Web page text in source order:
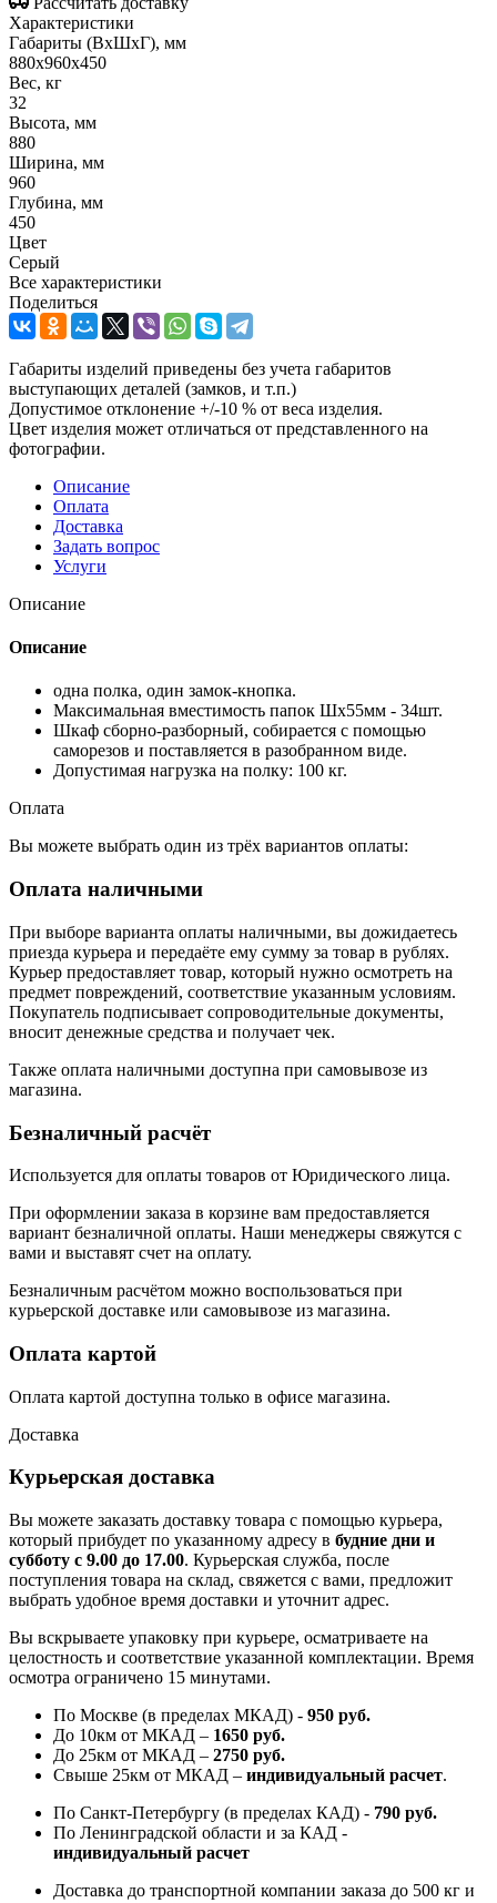
Характеристики
Габариты (ВxШxГ), мм
880x960x450
Вес, кг
32
Высота, мм
880
Ширина, мм
960
Глубина, мм
450
Цвет
Серый
Все характеристики
Поделиться
Габариты изделий приведены без учета габаритов
выступающих деталей (замков, и т.п.)
Допустимое отклонение +/-10 % от веса изделия.
Цвет изделия может отличаться от представленного на
фотографии.
Описание
Оплата
Доставка
Задать вопрос
Услуги
Описание
Описание
одна полка, один замок-кнопка.
Максимальная вместимость папок Шх55мм - 34шт.
Шкаф сборно-разборный, собирается с помощью
саморезов и поставляется в разобранном виде.
Допустимая нагрузка на полку: 100 кг.
Оплата
Вы можете выбрать один из трёх вариантов оплаты:
Оплата наличными
При выборе варианта оплаты наличными, вы дожидаетесь
приезда курьера и передаёте ему сумму за товар в рублях.
Курьер предоставляет товар, который нужно осмотреть на
предмет повреждений, соответствие указанным условиям.
Покупатель подписывает сопроводительные документы,
вносит денежные средства и получает чек.
Также оплата наличными доступна при самовывозе из
магазина.
Безналичный расчёт
Используется для оплаты товаров от Юридического лица.
При оформлении заказа в корзине вам предоставляется
вариант безналичной оплаты. Наши менеджеры свяжутся с
вами и выставят счет на оплату.
Безналичным расчётом можно воспользоваться при
курьерской доставке или самовывозе из магазина.
Оплата картой
Оплата картой доступна только в офисе магазина.
Доставка
Курьерская доставка
Вы можете заказать доставку товара с помощью курьера,
который прибудет по указанному адресу в будние дни и
субботу с 9.00 до 17.00. Курьерская служба, после
поступления товара на склад, свяжется с вами, предложит
выбрать удобное время доставки и уточнит адрес.
Вы вскрываете упаковку при курьере, осматриваете на
целостность и соответствие указанной комплектации. Время
осмотра ограничено 15 минутами.
По Москве (в пределах МКАД) - 950 руб.
До 10км от МКАД – 1650 руб.
До 25км от МКАД – 2750 руб.
Свыше 25км от МКАД – индивидуальный расчет.
По Санкт-Петербургу (в пределах КАД) - 790 руб.
По Ленинградской области и за КАД -
индивидуальный расчет
Доставка до транспортной компании заказа до 500 кг и